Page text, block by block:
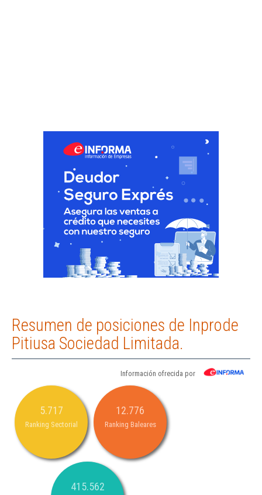
Resumen de posiciones de Inprode
Pitiusa Sociedad Limitada.
Información ofrecida por
5.717
Ranking Sectorial
12.776
Ranking Baleares
415.562